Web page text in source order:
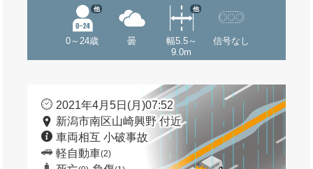
0～24歳
他
曇
幅5.5～
9.0m
他
信号なし
2021年4月5日(月)07:52
新潟市南区山崎興野 付近
車両相互 小破事故
軽自動車(2)